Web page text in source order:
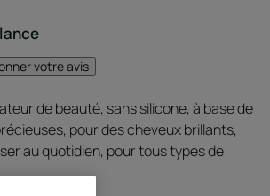
votre avis
de beauté, sans silicone, à base de
pour des cheveux brillants,
au quotidien, pour tous types de